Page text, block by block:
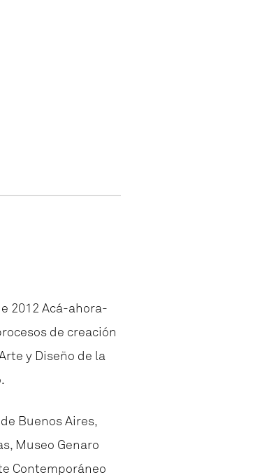
2012 Acá-ahora-
de creación
y Diseño de la
Buenos Aires,
Museo Genaro
Contemporáneo